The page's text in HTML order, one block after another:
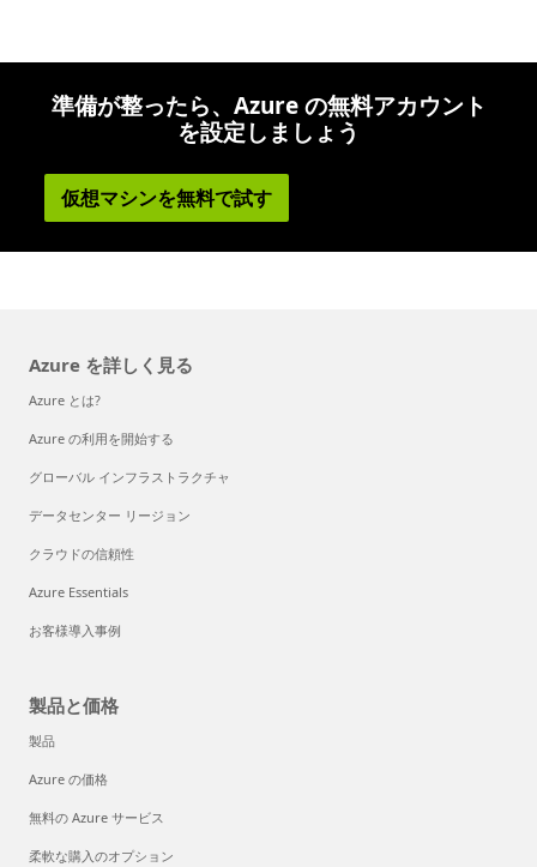
準備が整ったら、Azure の無料アカウント
を設定しましょう
仮想マシンを無料で試す
Azure を詳しく見る
Azure とは?
Azure の利用を開始する
グローバル インフラストラクチャ
データセンター リージョン
クラウドの信頼性
Azure Essentials
お客様導入事例
製品と価格
製品
Azure の価格
無料の Azure サービス
柔軟な購入のオプション